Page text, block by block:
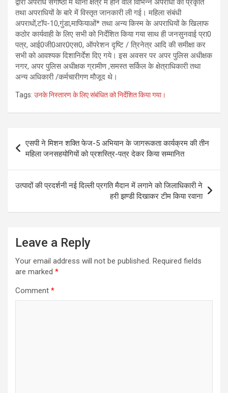
द्वारा अपराध संगोष्ठी में थाना क्षेत्र में होने वाले विभिन्न अपराधों की प्रकृति
तथा अपराधियों के बारे में विस्तृत जानकारी ली गई। महिला संबंधी
अपराधों,टॉप-10,गुंडा,माफियाओं* तथा अन्य किस्म के अपराधियों के खिलाफ
कठोर कार्यवाही के लिए सभी को निर्देशित किया गया साथ ही जनसुनवाई प्रा0
पत्र, आई0जी0आर0एस0, ऑपरेशन दृष्टि / त्रिनेत्र आदि की समीक्षा कर
सभी को आवश्यक दिशानिर्देश दिए गये। इस अवसर पर अपर पुलिस अधीक्षक
नगर, अपर पुलिस अधीक्षक ग्रामीण ,समस्त सर्किल के क्षेत्राधिकारी तथा
अन्य अधिकारी /कर्मचारीगण मौजूद थे।
Tags: उनके निस्तारण के लिए संबंधित को निर्देशित किया गया।
navigation
एसपी ने मिशन शक्ति फेज-5 अभियान के जागरूकता कार्यक्रम की तीन
महिला जनसहयोगियों को प्रशस्त्रि-पत्र देकर किया सम्मानित
उत्पादों की प्रदर्शनी नई दिल्ली प्रगति मैदान में लगाने को जिलाधिकारी ने
हरी झण्डी दिखाकर टीम किया रवाना
Leave a Reply
Your email address will not be published. Required fields
are marked *
Comment *